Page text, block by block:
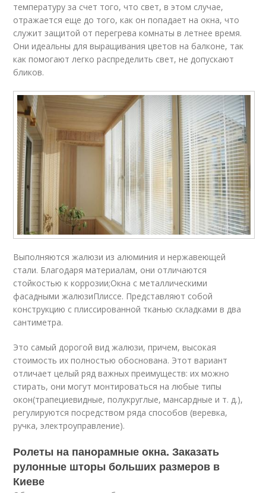
температуру за счет того, что свет, в этом случае,
отражается еще до того, как он попадает на окна, что
служит защитой от перегрева комнаты в летнее время.
Они идеальны для выращивания цветов на балконе, так
как помогают легко распределить свет, не допускают
бликов.
Выполняются жалюзи из алюминия и нержавеющей
стали. Благодаря материалам, они отличаются
стойкостью к коррозии;Окна с металлическими
фасадными жалюзиПлиссе. Представляют собой
конструкцию с плиссированной тканью складками в два
сантиметра.
Это самый дорогой вид жалюзи, причем, высокая
стоимость их полностью обоснована. Этот вариант
отличает целый ряд важных преимуществ: их можно
стирать, они могут монтироваться на любые типы
окон(трапециевидные, полукруглые, мансардные и т. д.),
регулируются посредством ряда способов (веревка,
ручка, электроуправление).
Ролеты на панорамные окна. Заказать
рулонные шторы больших размеров в
Киеве